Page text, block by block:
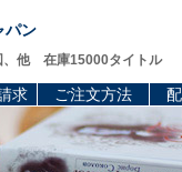
パン
、他 在庫15000タイトル
求 ご注文方法